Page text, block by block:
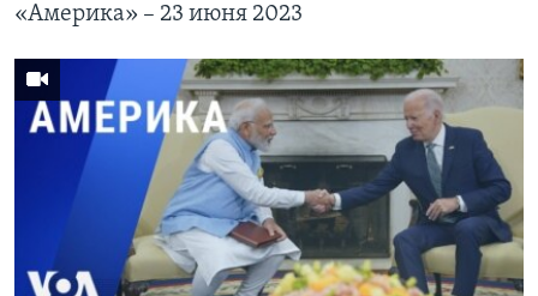
«Америка» – 23 июня 2023